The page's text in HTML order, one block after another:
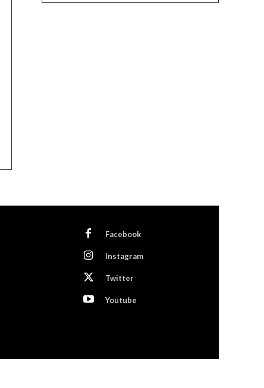
Facebook
Instagram
Twitter
Youtube